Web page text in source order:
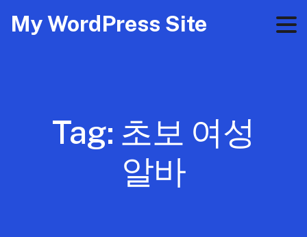
My WordPress Site
Tag: 초보 여성
알바